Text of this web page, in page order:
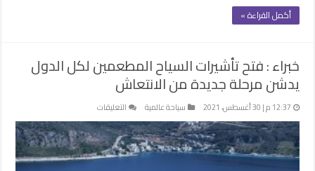
أكمل القراءة »
خبراء : فتح تأشيرات السياح المطعمين لكل الدول
يدشن مرحلة جديدة من الانتعاش
12:37 م | 30 أغسطس، 2021 سياحة عالمية التعليقات
خبراء
:
فتح
تأشيرات